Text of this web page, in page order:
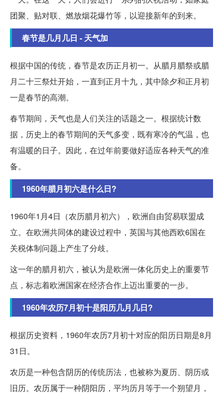
团聚、贴对联、燃放烟花爆竹等，以迎接新年的到来。
春节是几月几日 - 天气加
根据中国的传统，春节是农历正月初一。从腊月腊祭或腊
月二十三祭灶开始，一直到正月十九，其中除夕和正月初
一是春节的高潮。
春节期间，天气也是人们关注的话题之一。根据统计数
据，历史上的春节期间的天气多变，既有寒冷的气温，也
有温暖的日子。因此，在过年前要做好适应各种天气的准
备。
1960年腊月初六是什么日?
1960年1月4日（农历腊月初六），欧洲自由贸易联盟成
立。在欧洲共同体的建设过程中，英国与其他西欧6国在
关税体制问题上产生了分歧。
这一年的腊月初六，被认为是欧洲一体化历史上的重要节
点，标志着欧洲国家在经济合作上迈出重要的一步。
1960年农历7月初十是阳历几月几日?
根据历史资料，1960年农历7月初十对应的阳历日期是8月
31日。
农历是一种包含阴历的传统历法，也被称为夏历、阴历或
旧历。农历属于一种阴阳历，平均历月等于一个朔望月，